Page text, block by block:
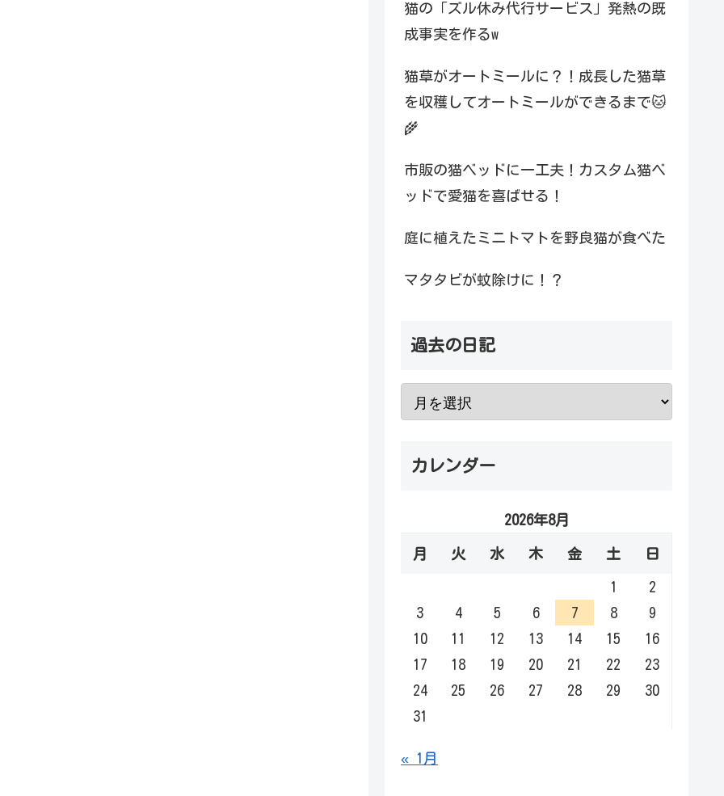
猫の「ズル休み代行サービス」発熱の既
成事実を作るw
猫草がオートミールに？！成長した猫草
を収穫してオートミールができるまで🐱
🌾
市販の猫ベッドに一工夫！カスタム猫ベ
ッドで愛猫を喜ばせる！
庭に植えたミニトマトを野良猫が食べた
マタタビが蚊除けに！？
過去の日記
カレンダー
2026年8月
月 火 水 木 金 土 日
1
2
3
4 5 6 7 8
9
10
11 12 13 14 15
16
17
18 19 20 21 22
23
24
25 26 27 28 29
30
31
« 1月